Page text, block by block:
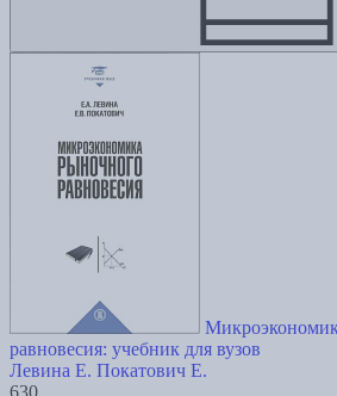
равновесия: учебник для вузов
Левина Е. Покатович Е.